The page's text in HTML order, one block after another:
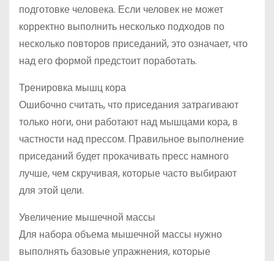
подготовке человека. Если человек не может
корректно выполнить несколько подходов по
несколько повторов приседаний, это означает, что
над его формой предстоит поработать.
Тренировка мышц кора
Ошибочно считать, что приседания затрагивают
только ноги, они работают над мышцами кора, в
частности над прессом. Правильное выполнение
приседаний будет прокачивать пресс намного
лучше, чем скручивая, которые часто выбирают
для этой цели.
Увеличение мышечной массы
Для набора объема мышечной массы нужно
выполнять базовые упражнения, которые